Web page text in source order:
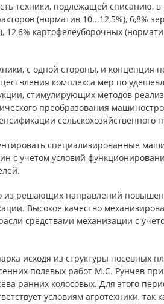
техники, подлежащей списанию,
(норматив 10...12,5%), 6,8%
12,6% картофелеуборочных
с одной стороны, и концепция
комплекса мер по
стимулирующих методов
преобразования
сельскохозяйственного
специализированные
с учетом условий
из решающих направлений
Высокое качество
средствами механизации с
исходя из структуры посевных
полевых работ М.С. Рунчев
ранних колосовых. Для этого
условиям агротехники, так